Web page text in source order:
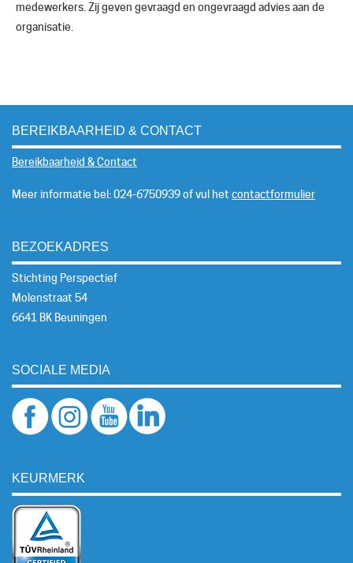
medewerkers. Zij geven gevraagd en ongevraagd advies aan de
organisatie.
BEREIKBAARHEID & CONTACT
Bereikbaarheid & Contact
Meer informatie bel: 024-6750939 of vul hetcontactformulier
BEZOEKADRES
Stichting Perspectief
Molenstraat 54
6641 BK Beuningen
SOCIALE MEDIA
KEURMERK